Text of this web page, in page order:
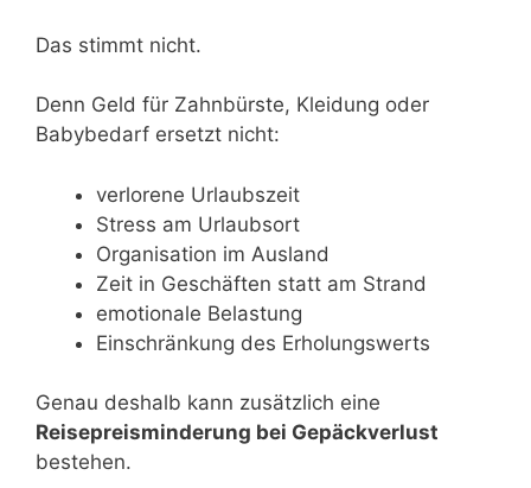
Das stimmt nicht.
Denn Geld für Zahnbürste, Kleidung oder
Babybedarf ersetzt nicht:
verlorene Urlaubszeit
Stress am Urlaubsort
Organisation im Ausland
Zeit in Geschäften statt am Strand
emotionale Belastung
Einschränkung des Erholungswerts
Genau deshalb kann zusätzlich eine
Reisepreisminderung bei Gepäckverlust
bestehen.